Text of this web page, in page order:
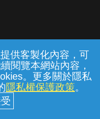
供客製化內容，可
閱覽本網站內容，
。更多關於隱私
隱私權保護政策。
服務條款 隱私權保護
人家庭分公司
© 2026